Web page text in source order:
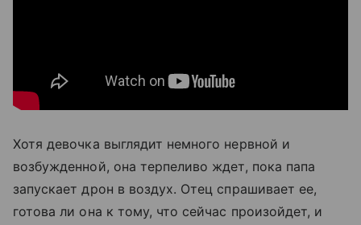
Хотя девочка выглядит немного нервной и
возбужденной, она терпеливо ждет, пока папа
запускает дрон в воздух. Отец спрашивает ее,
готова ли она к тому, что сейчас произойдет, и